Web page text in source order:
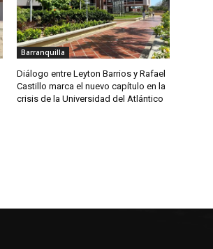
Barranquilla
Diálogo entre Leyton Barrios y Rafael
Castillo marca el nuevo capítulo en la
crisis de la Universidad del Atlántico